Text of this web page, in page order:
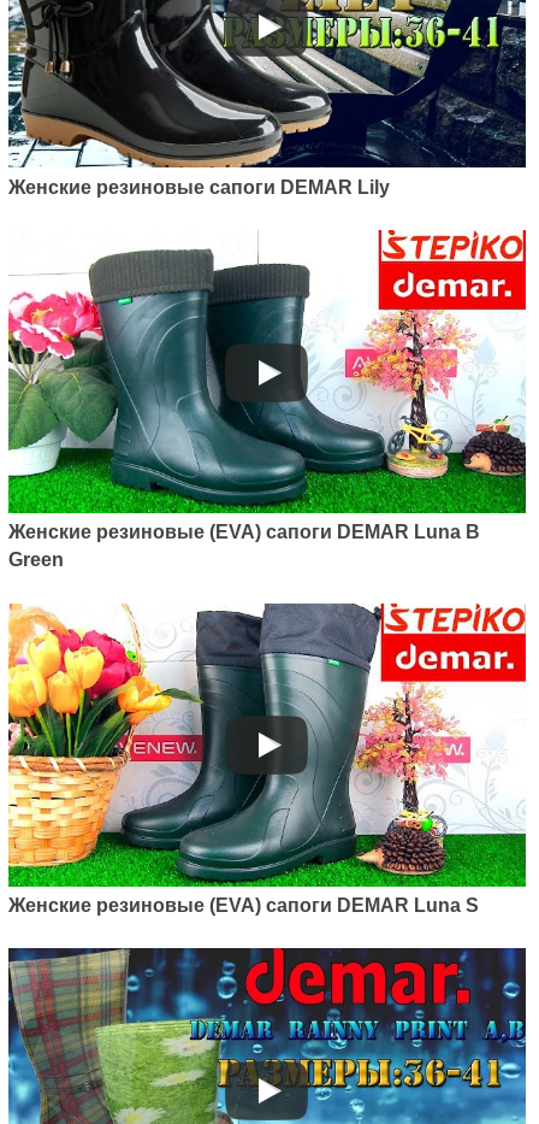
Женские резиновые сапоги DEMAR Lily
Женские резиновые (EVA) сапоги DEMAR Luna B
Green
Женские резиновые (EVA) сапоги DEMAR Luna S